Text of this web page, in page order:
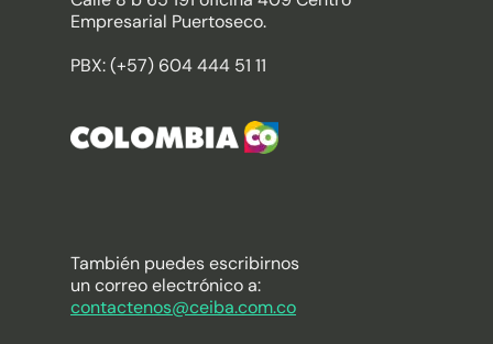
Empresarial Puertoseco.
PBX: (+57) 604 444 51 11
También puedes escribirnos
un correo electrónico a:
contactenos@ceiba.com.co